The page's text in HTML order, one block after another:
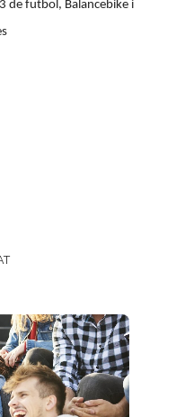
de futbol, Balancebike i